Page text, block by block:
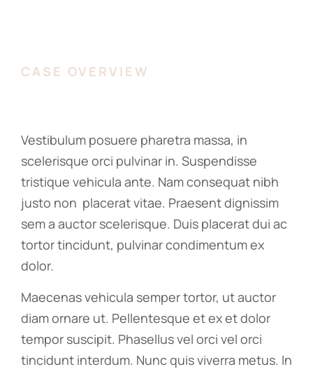
CASE OVERVIEW
Vestibulum posuere pharetra massa, in
scelerisque orci pulvinar in. Suspendisse
tristique vehicula ante. Nam consequat nibh
justo non placerat vitae. Praesent dignissim
sem a auctor scelerisque. Duis placerat dui ac
tortor tincidunt, pulvinar condimentum ex
dolor.
Maecenas vehicula semper tortor, ut auctor
diam ornare ut. Pellentesque et ex et dolor
tempor suscipit. Phasellus vel orci vel orci
tincidunt interdum. Nunc quis viverra metus. In